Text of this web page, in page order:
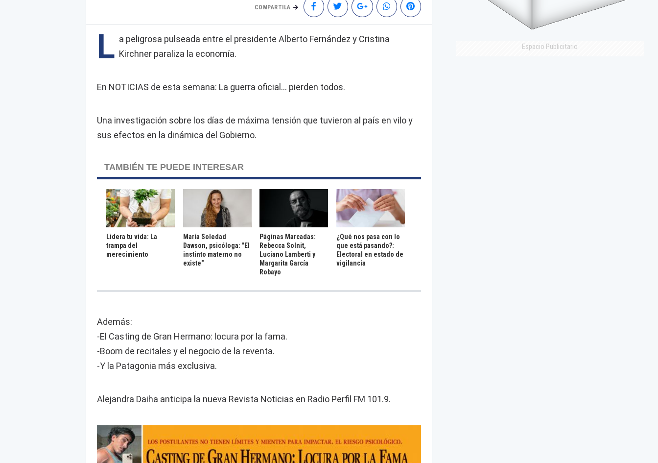
COMPARTILA
L a peligrosa pulseada entre el presidente Alberto Fernández y Cristina
Kirchner paraliza la economía.
En NOTICIAS de esta semana: La guerra oficial... pierden todos.
Una investigación sobre los días de máxima tensión que tuvieron al país en vilo y
sus efectos en la dinámica del Gobierno.
TAMBIÉN TE PUEDE INTERESAR
Lidera tu vida: La
trampa del
merecimiento
María Soledad
Dawson, psicóloga: "El
instinto materno no
existe"
Páginas Marcadas:
Rebecca Solnit,
Luciano Lamberti y
Margarita García
Robayo
¿Qué nos pasa con lo
que está pasando?:
Electoral en estado de
vigilancia
Además:
-El Casting de Gran Hermano: locura por la fama.
-Boom de recitales y el negocio de la reventa.
-Y la Patagonia más exclusiva.
Alejandra Daiha anticipa la nueva Revista Noticias en Radio Perfil FM 101.9.
Espacio Publicitario